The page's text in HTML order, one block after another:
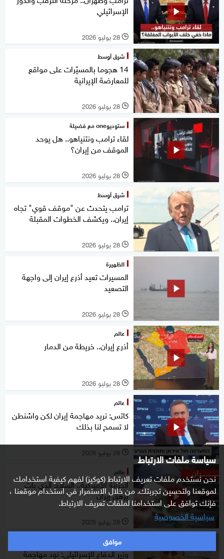
سياسة ملفات الارتباط
نحن نستخدم ملفات تعريف الارتباط (كوكيز) لفهم كيفية استخدامك
لموقعنا ولتحسين تجربتك. من خلال الاستمرار في استخدام موقعنا ،
فإنك توافق على استخدامنا لملفات تعريف الارتباط.
سياسية الخصوصية
موافق
الإسرائيلي
l 28 يوليو 2026
شرق أوسط
14 هجوما بالمسيّرات على مواقع
للمعارضة الإيرانية
l 28 يوليو 2026
ستوديوone مع فضيلة
لقاء ترامب ونتنياهو.. هل يوحد
الموقف من إيران؟
l 28 يوليو 2026
شرق أوسط
ترامب يتحدث عن "موقف قوي" تجاه
إيران.. ويكشف الخطوات المقبلة
l 28 يوليو 2026
الظهيرة
المسيرات تعيد أذرع إيران إلى واجهة
التصعيد
l 28 يوليو 2026
عالم
أذرع إيران.. خريطة من الدمار
l 28 يوليو 2026
عالم
كاتس: نريد مهاجمة إيران لكن واشنطن
لا تسمح لنا بذلك
l 28 يوليو 2026
عالم
الخزانة الأميركية.. السلاح الذي بات
يرهق إيران
l 28 يوليو 2026
شرق أوسط
وزير الدفاع الإسرائيلي: نود مهاجمة